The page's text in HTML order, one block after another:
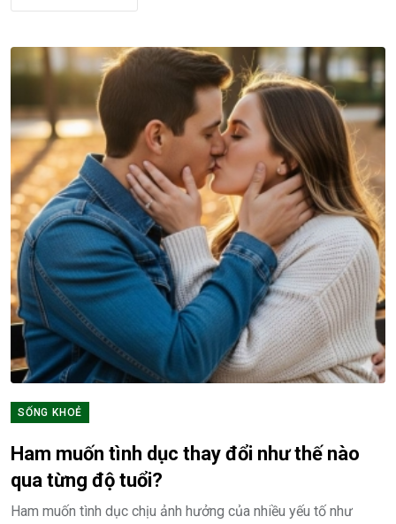
SỐNG KHOẺ
Ham muốn tình dục thay đổi như thế nào
qua từng độ tuổi?
Ham muốn tình dục chịu ảnh hưởng của nhiều yếu tố như